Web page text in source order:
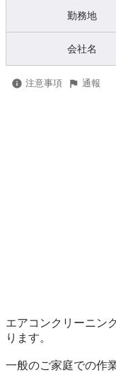
勤務地
会社名
注意事項 通報
エアコンクリーニン
ります。
一般のご家庭での作